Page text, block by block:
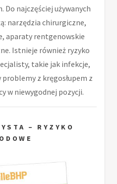
najczęściej używanych
narzędzia chirurgiczne,
aparaty rentgenowskie
Istnieje również ryzyko
takie jak infekcje,
z kręgosłupem z
w niewygodnej pozycji.
– RYZYKO